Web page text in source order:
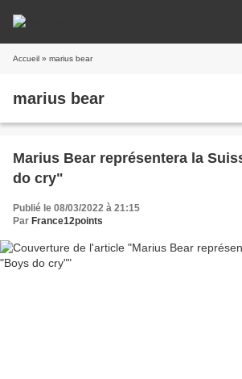
Accueil » marius bear
marius bear
Marius Bear représentera la
do cry"
Publié le 08/03/2022 à 21:15
Par France12points